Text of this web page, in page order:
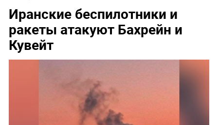
Иранские беспилотники и
ракеты атакуют Бахрейн и
Кувейт